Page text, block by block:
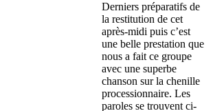
Derniers préparatifs de
la restitution de cet
après-midi puis c’est
une belle prestation que
nous a fait ce groupe
avec une superbe
chanson sur la chenille
processionnaire. Les
paroles se trouvent ci-